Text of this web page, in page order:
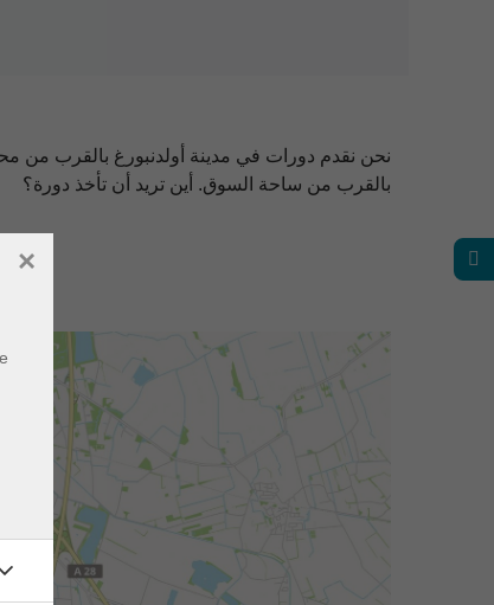
نحن نقدم دورات في مدينة أولدنبورغ بالقرب من
بالقرب من ساحة السوق. أين تريد أن تأخذ دورة؟
×